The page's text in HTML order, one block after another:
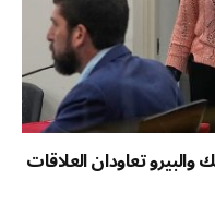
تعاودان العلاقات